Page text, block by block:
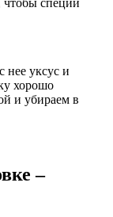
чтобы специи
нее уксус и
хорошо
и убираем в
–